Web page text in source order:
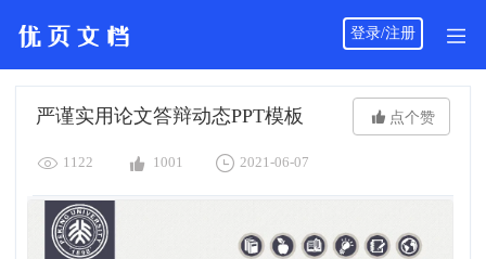
登录/注册
严谨实用论文答辩动态PPT模板  点个赞
 1122  1001  2021-06-07